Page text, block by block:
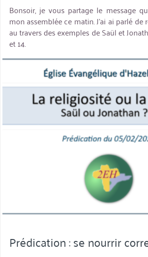
Bonsoir, je vous partage le message
mon assemblée ce matin. J’ai ai parlé
au travers des exemples de Saül et
et 14.
miniature
Prédication : se nourrir